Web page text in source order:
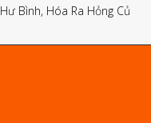
Bình, Hóa Ra Hỏng Củ